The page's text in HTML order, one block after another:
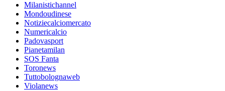
Milanistichannel
Mondoudinese
Notiziecalciomercato
Numericalcio
Padovasport
Pianetamilan
SOS Fanta
Toronews
Tuttobolognaweb
Violanews